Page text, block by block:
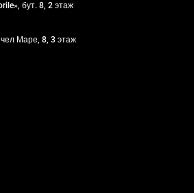
бут. 8, 2 этаж
Маре, 8, 3 этаж